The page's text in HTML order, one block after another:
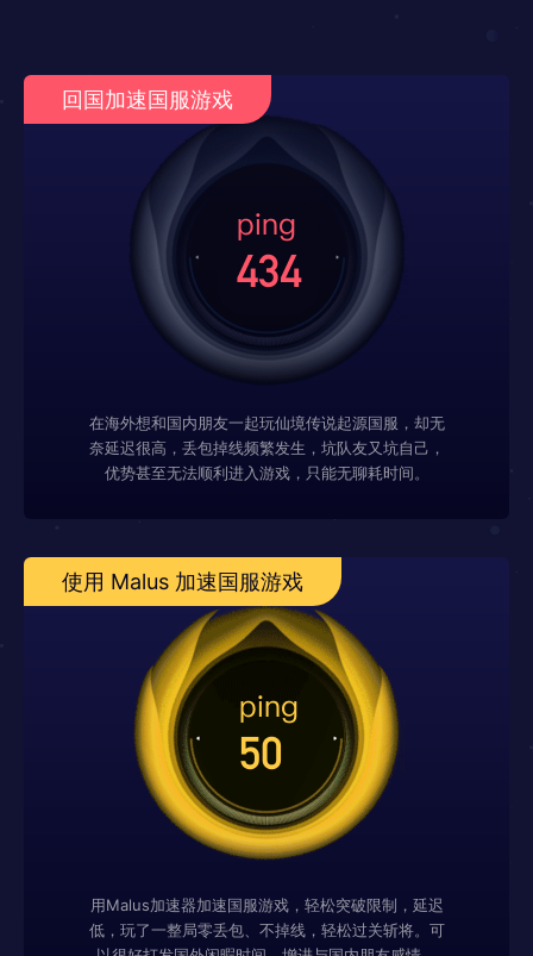
回国加速国服游戏
在海外想和国内朋友一起玩仙境传说起源国服，却无
奈延迟很高，丢包掉线频繁发生，坑队友又坑自己，
优势甚至无法顺利进入游戏，只能无聊耗时间。
使用 Malus 加速国服游戏
用Malus加速器加速国服游戏，轻松突破限制，延迟
低，玩了一整局零丢包、不掉线，轻松过关斩将。可